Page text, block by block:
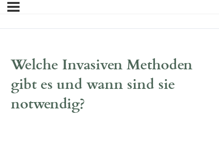
Welche Invasiven Methoden
gibt es und wann sind sie
notwendig?